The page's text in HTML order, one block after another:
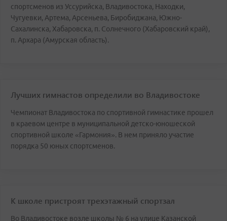
спортсменов из Уссурийска, Владивостока, Находки,
Чугуевки, Артема, Арсеньева, Биробиджана, Южно-
Сахалинска, Хабаровска, п. Солнечного (Хабаровский край),
п. Архара (Амурская область).
Лучших гимнастов определили во Владивостоке
Чемпионат Владивостока по спортивной гимнастике прошел
в краевом центре в муниципальной детско-юношеской
спортивной школе «Гармония». В нем приняло участие
порядка 50 юных спортсменов.
К школе пристроят трехэтажный спортзал
Во Владивостоке возле школы № 6 на улице Казанской